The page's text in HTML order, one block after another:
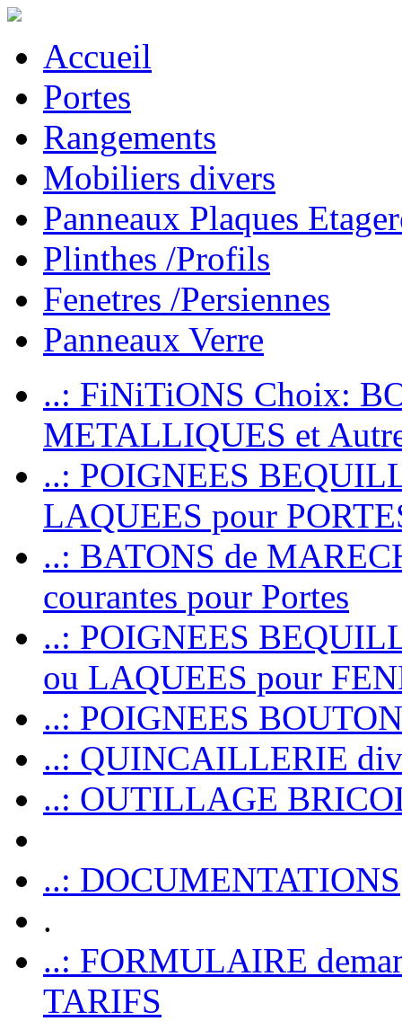
Accueil
Portes
Rangements
Mobiliers divers
Panneaux Plaques
Plinthes /Profils
Fenetres /Persiennes
Panneaux Verre
..: FiNiTiONS Choix:
METALLIQUES et
..: POIGNEES
LAQUEES pour
..: BATONS de
courantes pour Portes
..: POIGNEES
ou LAQUEES pour
..: POIGNEES
..: QUINCAILLERIE
..: OUTILLAGE
..: DOCUMENTATIONS
.
..: FORMULAIRE
TARIFS